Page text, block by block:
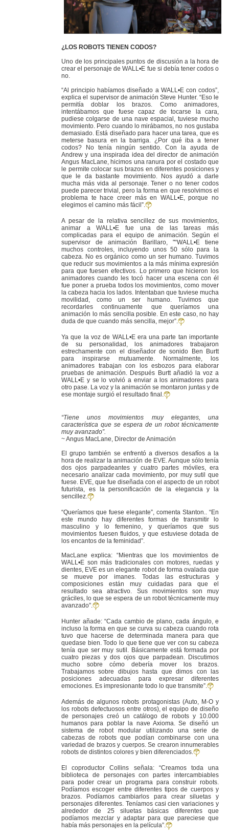
¿LOS ROBOTS TIENEN CODOS?
Uno de los principales puntos de discusión a la hora de
crear el personaje de WALL•E fue si debía tener codos o
no.
“Al principio habíamos diseñado a WALL•E con codos”,
explica el supervisor de animación Steve Hunter. “Eso le
permitía doblar los brazos. Como animadores,
intentábamos que fuese capaz de tocarse la cara,
pudiese colgarse de una nave espacial, tuviese mucho
movimiento. Pero cuando lo mirábamos, no nos gustaba
demasiado. Está diseñado para hacer una tarea, que es
meterse basura en la barriga. ¿Por qué iba a tener
codos? No tenía ningún sentido. Con la ayuda de
Andrew y una inspirada idea del director de animación
Angus MacLane, hicimos una ranura por el costado que
le permite colocar sus brazos en diferentes posiciones y
que le da bastante movimiento. Nos ayudó a darle
mucha más vida al personaje. Tener o no tener codos
puede parecer trivial, pero la forma en que resolvimos el
problema te hace creer más en WALL•E, porque no
elegimos el camino más fácil”.
A pesar de la relativa sencillez de sus movimientos,
animar a WALL•E fue una de las tareas más
complicadas para el equipo de animación. Según el
supervisor de animación Barillaro, "“WALL•E tiene
muchos controles, incluyendo unos 50 sólo para la
cabeza. No es orgánico como un ser humano. Tuvimos
que reducir sus movimientos a la más mínima expresión
para que fuesen efectivos. Lo primero que hicieron los
animadores cuando les tocó hacer una escena con él
fue poner a prueba todos los movimientos, como mover
la cabeza hacia los lados. Intentaban que tuviese mucha
movilidad, como un ser humano. Tuvimos que
recordarles continuamente que queríamos una
animación lo más sencilla posible. En este caso, no hay
duda de que cuando más sencilla, mejor”.
Ya que la voz de WALL•E era una parte tan importante
de su personalidad, los animadores trabajaron
estrechamente con el diseñador de sonido Ben Burtt
para inspirarse mutuamente. Normalmente, los
animadores trabajan con los esbozos para elaborar
pruebas de animación. Después Burtt añadió la voz a
WALL•E y se lo volvió a enviar a los animadores para
otro pase. La voz y la animación se montaron juntas y de
ese montaje surgió el resultado final.
“Tiene unos movimientos muy elegantes, una
característica que se espera de un robot técnicamente
muy avanzado”.
~ Angus MacLane, Director de Animación
El grupo también se enfrentó a diversos desafíos a la
hora de realizar la animación de EVE. Aunque sólo tenía
dos ojos parpadeantes y cuatro partes móviles, era
necesario analizar cada movimiento, por muy sutil que
fuese. EVE, que fue diseñada con el aspecto de un robot
futurista, es la personificación de la elegancia y la
sencillez.
“Queríamos que fuese elegante”, comenta Stanton.. “En
este mundo hay diferentes formas de transmitir lo
masculino y lo femenino, y queríamos que sus
movimientos fuesen fluidos, y que estuviese dotada de
los encantos de la feminidad”.
MacLane explica: “Mientras que los movimientos de
WALL•E son más tradicionales con motores, ruedas y
dientes, EVE es un elegante robot de forma ovalada que
se mueve por imanes. Todas las estructuras y
composiciones están muy cuidadas para que el
resultado sea atractivo. Sus movimientos son muy
gráciles, lo que se espera de un robot técnicamente muy
avanzado”.
Hunter añade: “Cada cambio de plano, cada ángulo, e
incluso la forma en que se curva su cabeza cuando rota
tuvo que hacerse de determinada manera para que
quedase bien. Todo lo que tiene que ver con su cabeza
tenía que ser muy sutil. Básicamente está formada por
cuatro piezas y dos ojos que parpadean. Discutimos
mucho sobre cómo debería mover los brazos.
Trabajamos sobre dibujos hasta que dimos con las
posiciones adecuadas para expresar diferentes
emociones. Es impresionante todo lo que transmite”.
Además de algunos robots protagonistas (Auto, M-O y
los robots defectuosos entre otros), el equipo de diseño
de personajes creó un catálogo de robots y 10.000
humanos para poblar la nave Axioma. Se diseñó un
sistema de robot modular utilizando una serie de
cabezas de robots que podían combinarse con una
variedad de brazos y cuerpos. Se crearon innumerables
robots de distintos colores y bien diferenciados.
El coproductor Collins señala: “Creamos toda una
biblioteca de personajes con partes intercambiables
para poder crear un programa para construir robots.
Podíamos escoger entre diferentes tipos de cuerpos y
brazos. Podíamos cambiarlos para crear siluetas y
personajes diferentes. Teníamos casi cien variaciones y
alrededor de 25 siluetas básicas diferentes que
podíamos mezclar y adaptar para que pareciese que
había más personajes en la película”.